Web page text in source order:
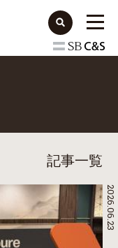
記事一覧
2026.06.23